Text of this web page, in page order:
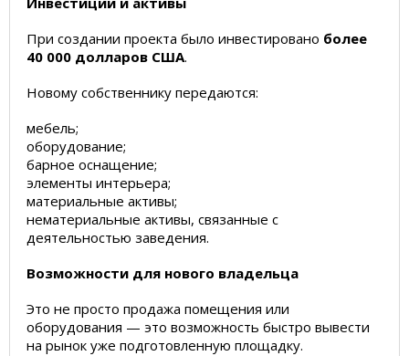
При создании проекта было инвестировано более
40 000 долларов США.
Новому собственнику передаются:
мебель;
оборудование;
барное оснащение;
элементы интерьера;
материальные активы;
нематериальные активы, связанные с
деятельностью заведения.
Возможности для нового владельца
Это не просто продажа помещения или
оборудования — это возможность быстро вывести
на рынок уже подготовленную площадку.